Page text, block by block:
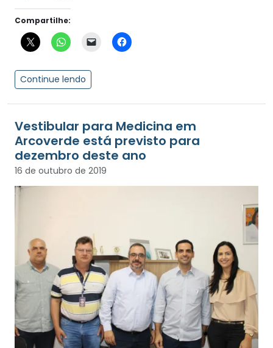
Compartilhe:
Continue lendo
Vestibular para Medicina em
Arcoverde está previsto para
dezembro deste ano
16 de outubro de 2019